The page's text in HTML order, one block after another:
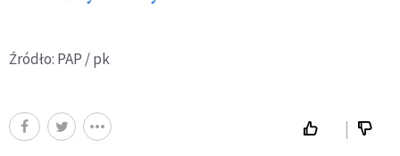
Źródło: PAP / pk